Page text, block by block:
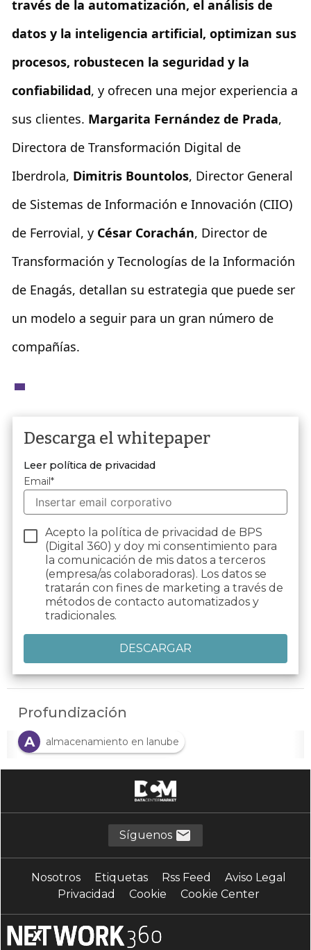
través de la automatización, el análisis de
datos y la inteligencia artificial, optimizan sus
procesos, robustecen la seguridad y la
confiabilidad, y ofrecen una mejor experiencia a
sus clientes. Margarita Fernández de Prada,
Directora de Transformación Digital de
Iberdrola, Dimitris Bountolos, Director General
de Sistemas de Información e Innovación (CIIO)
de Ferrovial, y César Corachán, Director de
Transformación y Tecnologías de la Información
de Enagás, detallan su estrategia que puede ser
un modelo a seguir para un gran número de
compañías.
Descarga el whitepaper
Leer política de privacidad
Email*
Acepto la política de privacidad de BPS
(Digital 360) y doy mi consentimiento para
la comunicación de mis datos a terceros
(empresa/as colaboradoras). Los datos se
tratarán con fines de marketing a través de
métodos de contacto automatizados y
tradicionales.
Profundización
A
almacenamiento en lanube
A almacenamiento en nube
A
analítica descriptiva
A Aplicación en la nube A aplicaciones
A aprendizaje profundo
Síguenos
Nosotros Etiquetas Rss Feed
Aviso Legal
Privacidad
Cookie Cookie Center